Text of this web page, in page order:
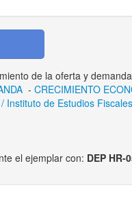
de la oferta y
- CRECIMIENTO
Instituto de Estudios
el ejemplar con: DEP HR-